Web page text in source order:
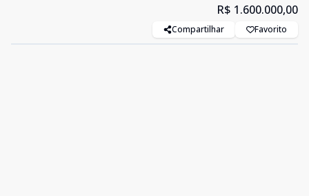
R$ 1.600.000,00
Compartilhar Favorito